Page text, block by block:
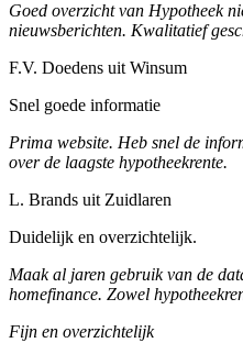
Goed overzicht van Hypotheek
nieuwsberichten. Kwalitatief
F.V. Doedens uit Winsum
Snel goede informatie
Prima website. Heb snel de
over de laagste hypotheekrente.
L. Brands uit Zuidlaren
Duidelijk en overzichtelijk.
Maak al jaren gebruik van de
homefinance. Zowel
Fijn en overzichtelijk